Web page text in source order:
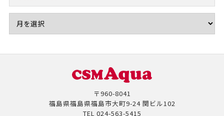
〒960-8041
福島県福島県福島市大町9-24 関ビル102
TEL 024-563-5415